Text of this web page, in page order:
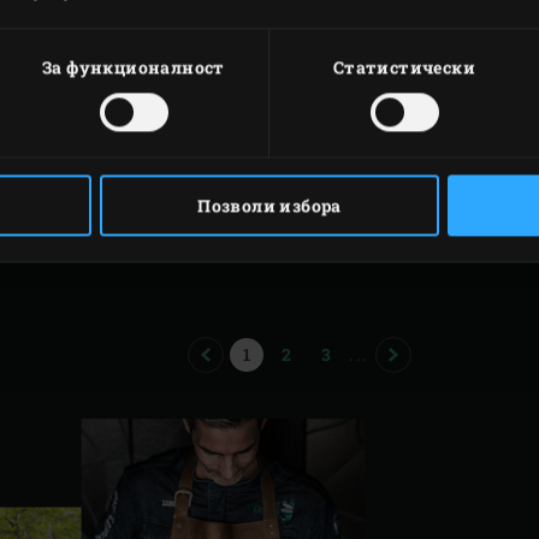
За функционалност Статистически
Позволи избора
БРАУНИС
PREVIOUS
PAGE
1 PAGE
2 PAGE
3 NEXT